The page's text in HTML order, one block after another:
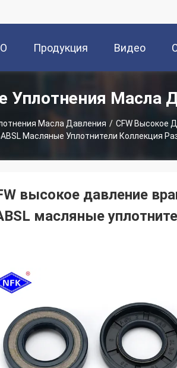
О Продукция Видео
Уплотнения Масла
Масла Давления / CFW Высокое
Масляные Уплотнители Коллекция
высокое давление
масляные